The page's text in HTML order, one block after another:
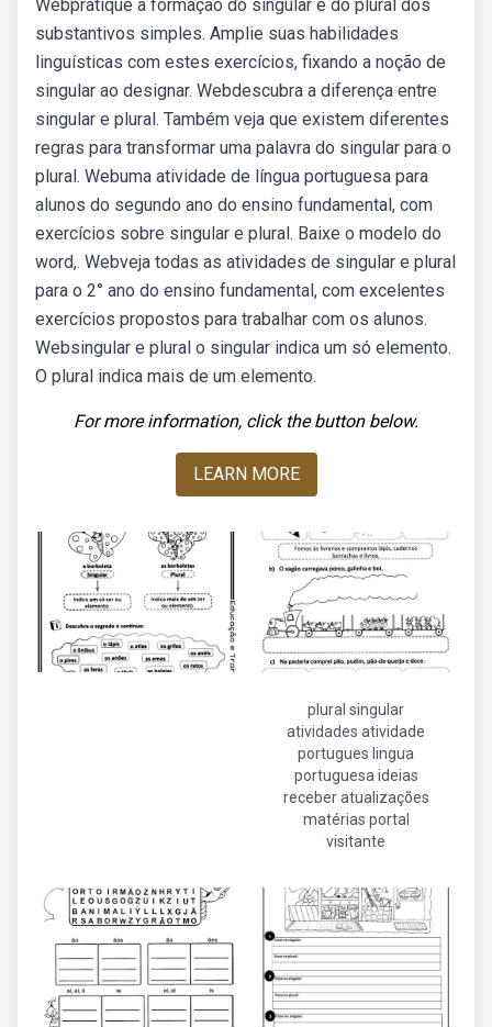
Webpratique a formação do singular e do plural dos
substantivos simples. Amplie suas habilidades
linguísticas com estes exercícios, fixando a noção de
singular ao designar. Webdescubra a diferença entre
singular e plural. Também veja que existem diferentes
regras para transformar uma palavra do singular para o
plural. Webuma atividade de língua portuguesa para
alunos do segundo ano do ensino fundamental, com
exercícios sobre singular e plural. Baixe o modelo do
word,. Webveja todas as atividades de singular e plural
para o 2° ano do ensino fundamental, com excelentes
exercícios propostos para trabalhar com os alunos.
Websingular e plural o singular indica um só elemento.
O plural indica mais de um elemento.
For more information, click the button below.
LEARN MORE
plural singular
atividades atividade
portugues lingua
portuguesa ideias
receber atualizações
matérias portal
visitante